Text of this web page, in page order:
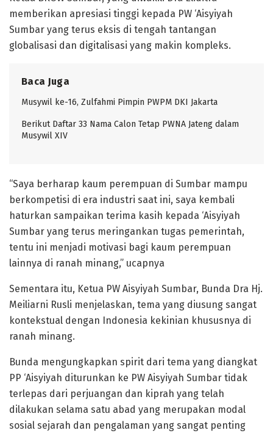
memberikan apresiasi tinggi kepada PW ‘Aisyiyah
Sumbar yang terus eksis di tengah tantangan
globalisasi dan digitalisasi yang makin kompleks.
Baca Juga
Musywil ke-16, Zulfahmi Pimpin PWPM DKI Jakarta
Berikut Daftar 33 Nama Calon Tetap PWNA Jateng dalam
Musywil XIV
“Saya berharap kaum perempuan di Sumbar mampu
berkompetisi di era industri saat ini, saya kembali
haturkan sampaikan terima kasih kepada ‘Aisyiyah
Sumbar yang terus meringankan tugas pemerintah,
tentu ini menjadi motivasi bagi kaum perempuan
lainnya di ranah minang,” ucapnya
Sementara itu, Ketua PW Aisyiyah Sumbar, Bunda Dra Hj.
Meiliarni Rusli menjelaskan, tema yang diusung sangat
kontekstual dengan Indonesia kekinian khususnya di
ranah minang.
Bunda mengungkapkan spirit dari tema yang diangkat
PP ‘Aisyiyah diturunkan ke PW Aisyiyah Sumbar tidak
terlepas dari perjuangan dan kiprah yang telah
dilakukan selama satu abad yang merupakan modal
sosial sejarah dan pengalaman yang sangat penting